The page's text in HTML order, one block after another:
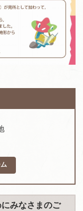
みなさまのご